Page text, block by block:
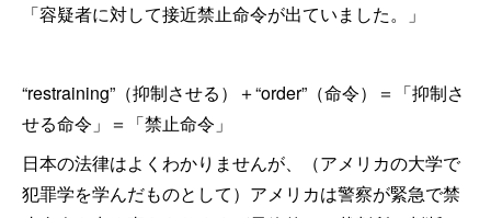
「容疑者に対して接近禁止命令が出ていました。」
“restraining”（抑制させる）＋“order”（命令）＝「抑制さ
せる命令」＝「禁止命令」
日本の法律はよくわかりませんが、（アメリカの大学で
犯罪学を学んだものとして）アメリカは警察が緊急で禁